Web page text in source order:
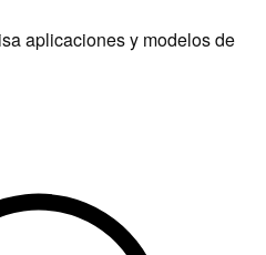
aplicaciones y modelos de